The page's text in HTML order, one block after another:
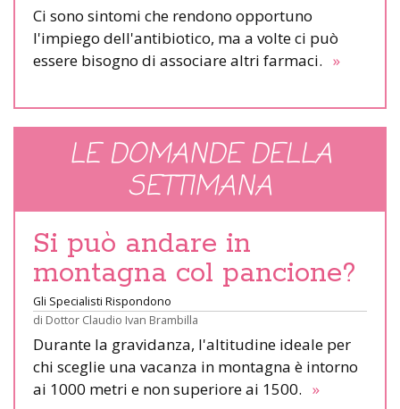
Ci sono sintomi che rendono opportuno
l'impiego dell'antibiotico, ma a volte ci può
essere bisogno di associare altri farmaci. »
LE DOMANDE DELLA
SETTIMANA
Si può andare in
montagna col pancione?
Gli Specialisti Rispondono
di Dottor Claudio Ivan Brambilla
Durante la gravidanza, l'altitudine ideale per
chi sceglie una vacanza in montagna è intorno
ai 1000 metri e non superiore ai 1500. »